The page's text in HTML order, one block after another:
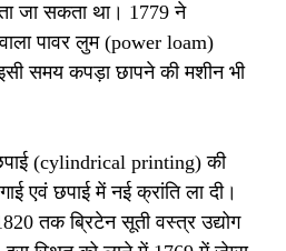
जा सकता था। 1779 ने
पावर लुम (power loam)
समय कपड़ा छापने की मशीन भी
(cylindrical printing) की
एवं छपाई में नई क्रांति ला दी।
तक ब्रिटेन सूती वस्त्र उद्योग